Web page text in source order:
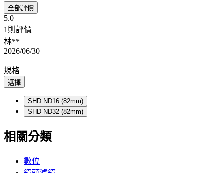
全部評價
5.0
1則評價
林**
2026/06/30
規格
選擇
SHD ND16 (82mm)
SHD ND32 (82mm)
相關分類
數位